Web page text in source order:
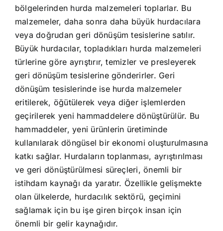
bölgelerinden hurda malzemeleri toplarlar. Bu
malzemeler, daha sonra daha büyük hurdacılara
veya doğrudan geri dönüşüm tesislerine satılır.
Büyük hurdacılar, topladıkları hurda malzemeleri
türlerine göre ayrıştırır, temizler ve presleyerek
geri dönüşüm tesislerine gönderirler. Geri
dönüşüm tesislerinde ise hurda malzemeler
eritilerek, öğütülerek veya diğer işlemlerden
geçirilerek yeni hammaddelere dönüştürülür. Bu
hammaddeler, yeni ürünlerin üretiminde
kullanılarak döngüsel bir ekonomi oluşturulmasına
katkı sağlar. Hurdaların toplanması, ayrıştırılması
ve geri dönüştürülmesi süreçleri, önemli bir
istihdam kaynağı da yaratır. Özellikle gelişmekte
olan ülkelerde, hurdacılık sektörü, geçimini
sağlamak için bu işe giren birçok insan için
önemli bir gelir kaynağıdır.